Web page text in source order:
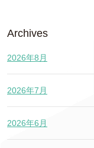
Archives
2026年8月
2026年7月
2026年6月